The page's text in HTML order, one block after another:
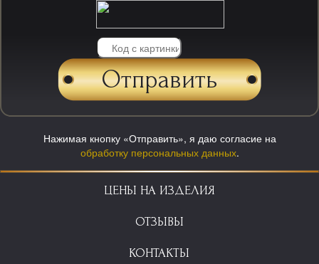
Нажимая кнопку «Отправить», я даю согласие на
обработку персональных данных.
ЦЕНЫ НА ИЗДЕЛИЯ
ОТЗЫВЫ
КОНТАКТЫ